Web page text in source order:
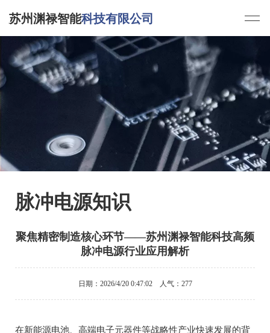
苏州渊禄智能科技有限公司
脉冲电源知识
聚焦精密制造核心环节——苏州渊禄智能科技高频
脉冲电源行业应用解析
日期：2026/4/20 0:47:02 人气：277
在新能源电池、高端电子元器件等战略性产业快速发展的背